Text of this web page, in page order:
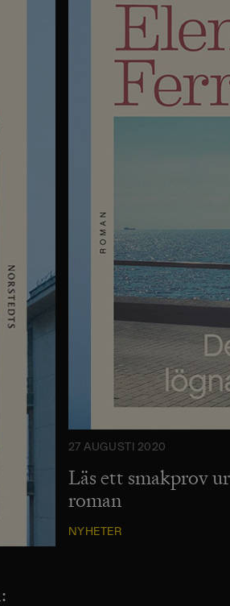
27 AUGUSTI 2020
Läs ett smakprov
roman
NYHETER